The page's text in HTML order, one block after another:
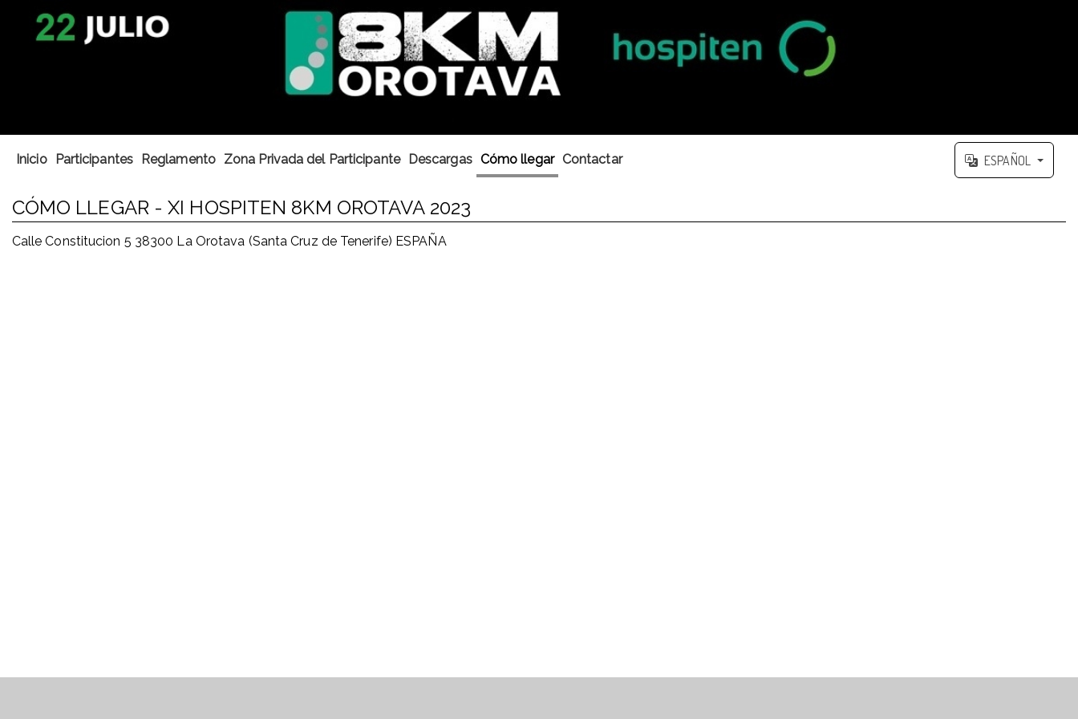
Inicio Participantes Reglamento Zona Privada del Participante Descargas Cómo llegar Contactar ESPAÑOL
CÓMO LLEGAR - XI HOSPITEN 8KM OROTAVA 2023
Calle Constitucion 5 38300 La Orotava (Santa Cruz de Tenerife) ESPAÑA